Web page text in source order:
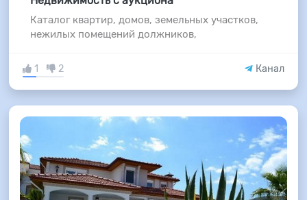
Каталог квартир, домов, земельных участков,
нежилых помещений должников,
1 2 Канал